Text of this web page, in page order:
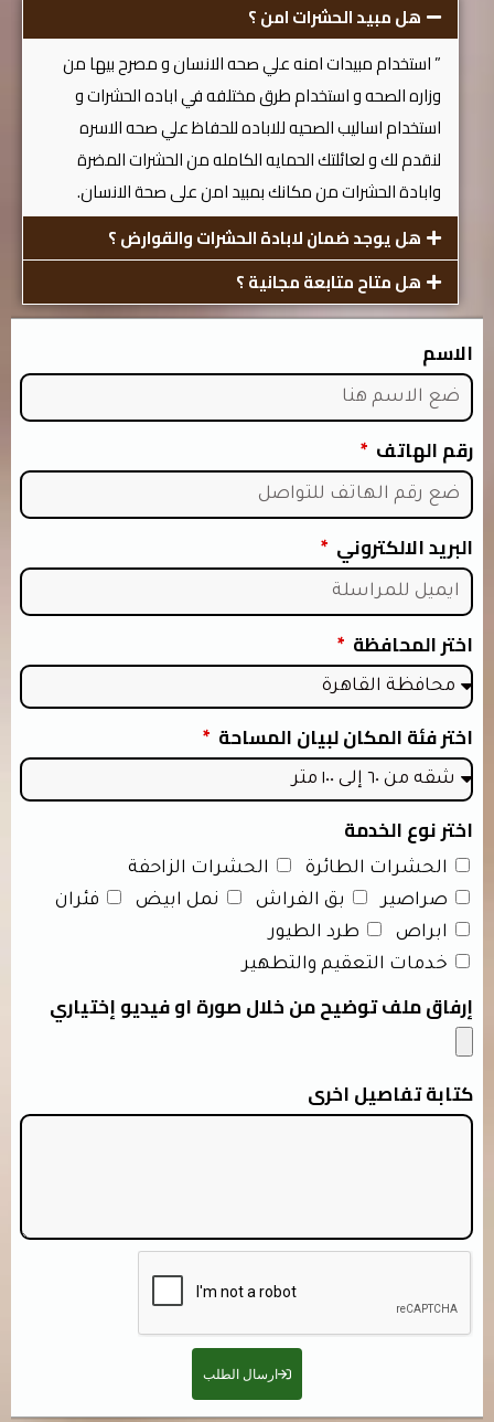
هل مبيد الحشرات امن ؟
” استخدام مبيدات امنه علي صحه الانسان و مصرح بيها من
وزاره الصحه و استخدام طرق مختلفه في اباده الحشرات و
استخدام اساليب الصحيه للاباده للحفاظ علي صحه الاسره
لنقدم لك و لعائلتك الحمايه الكامله من الحشرات المضرة
وابادة الحشرات من مكانك بمبيد امن على صحة الانسان.
هل يوجد ضمان لابادة الحشرات والقوارض ؟
هل متاح متابعة مجانية ؟
الاسم
رقم الهاتف
البريد الالكتروني
اختر المحافظة
اختر فئة المكان لبيان المساحة
اختر نوع الخدمة
الحشرات الطائرة
الحشرات الزاحفة
صراصير
بق الفراش نمل ابيض
فئران
ابراص
طرد الطيور
خدمات التعقيم والتطهير
إرفاق ملف توضيح من خلال صورة او فيديو إختياري
كتابة تفاصيل اخرى
ارسال الطلب